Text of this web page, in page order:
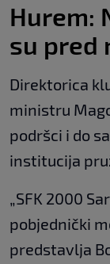
Hurem:
su pred
Direktorica
ministru
podršci i do
institucija
„SFK 2000
pobjednički
predstavlja